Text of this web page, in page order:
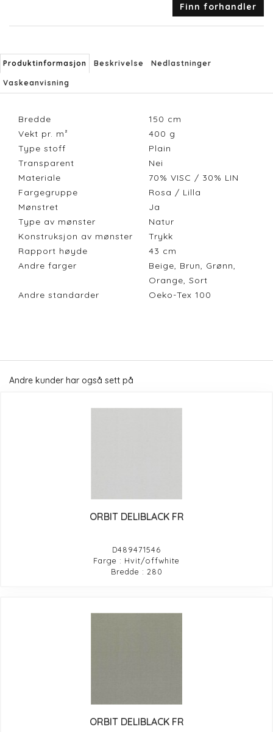
Finn forhandler
Produktinformasjon Beskrivelse Nedlastninger
Vaskeanvisning
Bredde 150 cm
Vekt pr. m²
400 g
Type stoff
Plain
Transparent
Nei
Materiale
70% VISC / 30% LIN
Fargegruppe
Rosa / Lilla
Mønstret
Ja
Type av mønster
Natur
Konstruksjon av mønster
Trykk
Rapport høyde
43 cm
Andre farger
Beige, Brun, Grønn,
Orange, Sort
Andre standarder
Oeko-Tex 100
Andre kunder har også sett på
ORBIT DELIBLACK FR
D489471546
Farge : Hvit/offwhite
Bredde : 280
ORBIT DELIBLACK FR